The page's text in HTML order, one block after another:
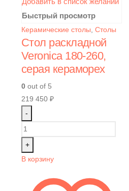
Быстрый просмотр
Керамические столы Столы
Стол раскладной
Veronica 180-260,
серая кераморех
0 out of 5
219 450 ₽
-
+
В корзину